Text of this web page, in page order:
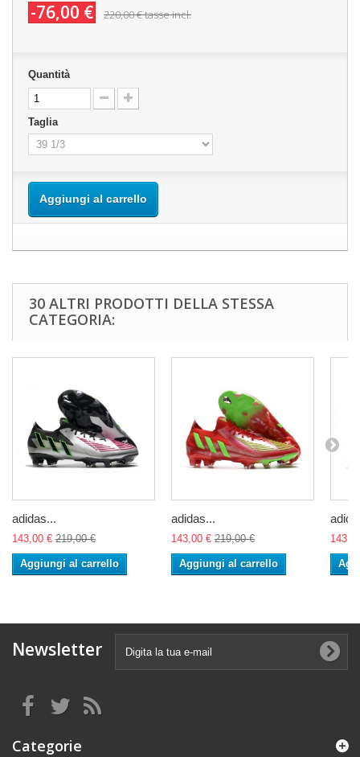
-76,00 € 220,00 €tasse incl.
Quantità
Taglia
Aggiungi al carrello
30 ALTRI PRODOTTI DELLA STESSA
CATEGORIA:
adidas...
143,00 € 219,00 €
Aggiungi al carrello
adidas...
143,00 € 219,00 €
Aggiungi al carrello
Newsletter
Categorie